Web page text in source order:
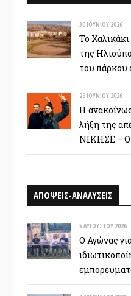
30 ΙΟΥΝΊΟΥ 2026
Το
της
του πάρκου
26 ΙΟΥΝΊΟΥ 2026
Η
λήξη της
ΝΙΚΗΣΕ –
ΑΠΟΨΕΙΣ-ΑΝΑΛΥΣΕΙΣ
5 ΑΥΓΟΎΣΤΟΥ 2026
Ο Αγώνας